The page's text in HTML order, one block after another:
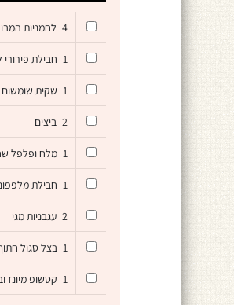
4 לחמניות
1 חבילת
1 שקית שומשום
2 ביצים
1 מלח ופלפל
1 חבילת
2 עגבניות מגי
1 בצל סגול
1 קטשופ מיונז